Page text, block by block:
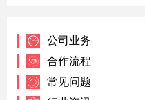
公司业务
合作流程
常见问题